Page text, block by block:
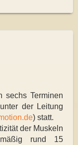
sechs Terminen
der Leitung
) statt.
der Muskeln
rund 15